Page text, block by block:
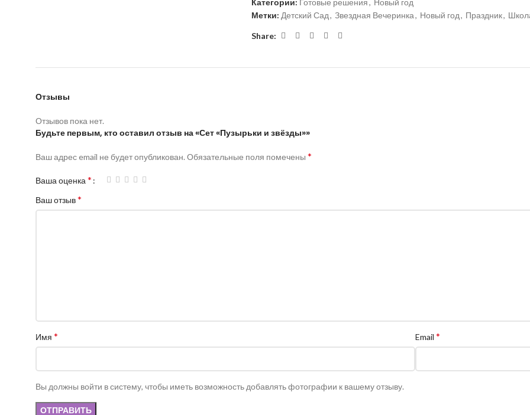
Категории: Готовые решения, Новый год
Метки: Детский Сад, Звездная Вечеринка, Новый год, Праздник,
Share:
Отзывы
Отзывов пока нет.
Будьте первым, кто оставил отзыв на «Сет «Пузырьки и звёзды»»
Ваш адрес email не будет опубликован. Обязательные поля помечены *
Ваша оценка *
Ваш отзыв*
Имя * Email *
Вы должны войти в систему, чтобы иметь возможность добавлять фотографии к вашему отзыву.